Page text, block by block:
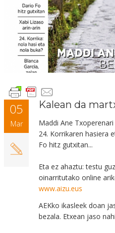
05
Mar
Kalean da
Maddi Ane
24. Korrikaren hasiera
Fo hitz gutxitan...
Eta ez ahaztu: testu
oinarritutako online
www.aizu.eus
AEKko ikasleek doan
bezala. Etxean jaso